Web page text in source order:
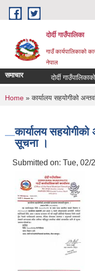
Skip to main content
दोर्दी गाउँपालिका
गाउँ कार्यपालिकाको
नेपाल
समाचार दोर्दी
You are here
Home » कार्यालय सहयोगीको
कार्यालय सहयोगीको
सूचना ।
Submitted on: Tue, 02/